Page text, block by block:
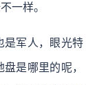
一样。
是军人，眼光特
是哪里的呢，